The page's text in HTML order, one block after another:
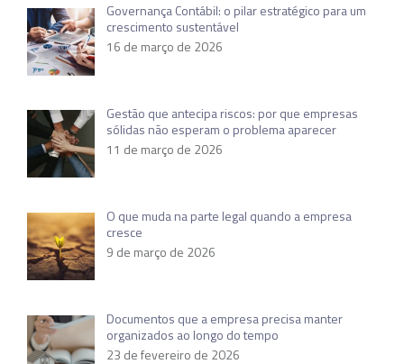
Governança Contábil: o pilar estratégico para um
crescimento sustentável
16 de março de 2026
Gestão que antecipa riscos: por que empresas
sólidas não esperam o problema aparecer
11 de março de 2026
O que muda na parte legal quando a empresa
cresce
9 de março de 2026
Documentos que a empresa precisa manter
organizados ao longo do tempo
23 de fevereiro de 2026